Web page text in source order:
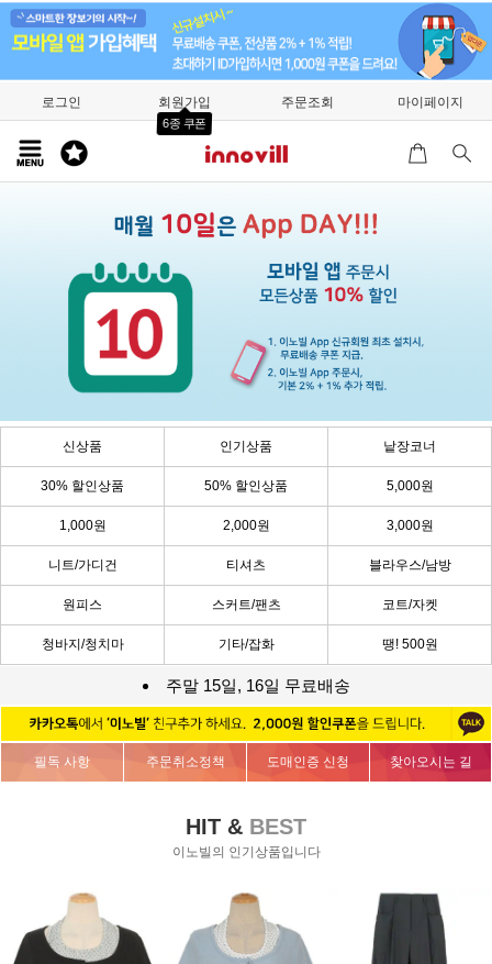
로그인 회원가입
6종 쿠폰
주문조회 마이페이지
신상품 인기상품 낱장코너
30% 할인상품 50% 할인상품 5,000원
1,000원 2,000원 3,000원
니트/가디건 티셔츠 블라우스/남방
원피스 스커트/팬츠 코트/자켓
청바지/청치마 기타/잡화 땡! 500원
주말 15일, 16일 무료배송
필독 사항 주문취소정책 도매인증 신청 찾아오시는 길
HIT & BEST
이노빌의 인기상품입니다